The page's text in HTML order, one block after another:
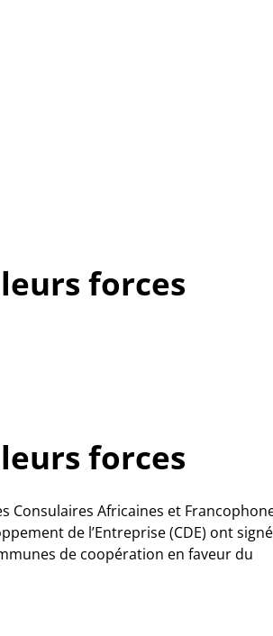
leurs forces
leurs forces
Consulaires Africaines et
de l’Entreprise (CDE) ont signé
de coopération en faveur du